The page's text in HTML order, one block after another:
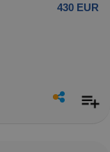
430 EUR